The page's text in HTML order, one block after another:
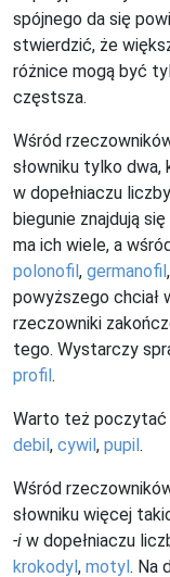
spójnego da się
stwierdzić, że
różnice mogą być
częstsza.
Wśród
słowniku tylko dwa,
w dopełniaczu
biegunie znajdują
ma ich wiele, a
polonofil, germanofil,
powyższego chciał
rzeczowniki
tego. Wystarczy
profil.
Warto też poczytać
debil, cywil, pupil.
Wśród
słowniku więcej
-i w dopełniaczu
krokodyl, motyl. Na